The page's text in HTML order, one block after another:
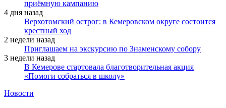
приёмную кампанию
4 дня назад
Верхотомский острог: в Кемеровском округе состоится
крестный ход
2 недели назад
Приглашаем на экскурсию по Знаменскому собору
3 недели назад
В Кемерове стартовала благотворительная акция
«Помоги собраться в школу»
Новости